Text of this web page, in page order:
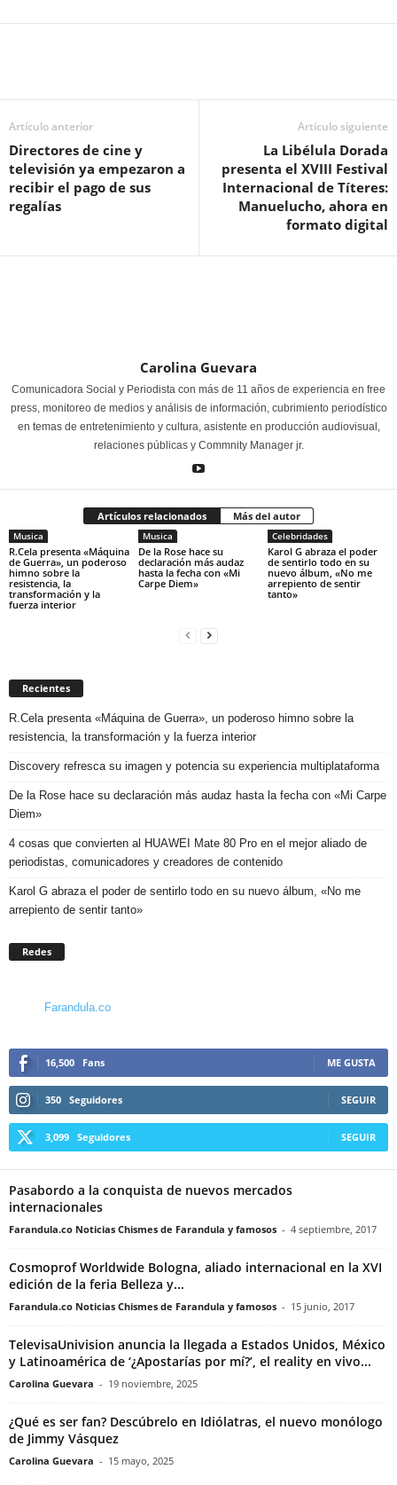
Artículo anterior
Directores de cine y
televisión ya empezaron a
recibir el pago de sus
regalías
Artículo siguiente
La Libélula Dorada
presenta el XVIII Festival
Internacional de Títeres:
Manuelucho, ahora en
formato digital
Carolina Guevara
Comunicadora Social y Periodista con más de 11 años de experiencia en free
press, monitoreo de medios y análisis de información, cubrimiento periodístico
en temas de entretenimiento y cultura, asistente en producción audiovisual,
relaciones públicas y Commnity Manager jr.
Artículos relacionados Más del autor
Musica
R.Cela presenta «Máquina
de Guerra», un poderoso
himno sobre la
resistencia, la
transformación y la
fuerza interior
Musica
De la Rose hace su
declaración más audaz
hasta la fecha con «Mi
Carpe Diem»
Celebridades
Karol G abraza el poder
de sentirlo todo en su
nuevo álbum, «No me
arrepiento de sentir
tanto»
Recientes
R.Cela presenta «Máquina de Guerra», un poderoso himno sobre la
resistencia, la transformación y la fuerza interior
Discovery refresca su imagen y potencia su experiencia multiplataforma
De la Rose hace su declaración más audaz hasta la fecha con «Mi Carpe
Diem»
4 cosas que convierten al HUAWEI Mate 80 Pro en el mejor aliado de
periodistas, comunicadores y creadores de contenido
Karol G abraza el poder de sentirlo todo en su nuevo álbum, «No me
arrepiento de sentir tanto»
Redes
Farandula.co
16,500 Fans ME GUSTA
350 Seguidores SEGUIR
3,099 Seguidores SEGUIR
Pasabordo a la conquista de nuevos mercados
internacionales
Farandula.co Noticias Chismes de Farandula y famosos - 4 septiembre, 2017
Cosmoprof Worldwide Bologna, aliado internacional en la XVI
edición de la feria Belleza y...
Farandula.co Noticias Chismes de Farandula y famosos - 15 junio, 2017
TelevisaUnivision anuncia la llegada a Estados Unidos, México
y Latinoamérica de ‘¿Apostarías por mí?’, el reality en vivo...
Carolina Guevara - 19 noviembre, 2025
¿Qué es ser fan? Descúbrelo en Idiólatras, el nuevo monólogo
de Jimmy Vásquez
Carolina Guevara - 15 mayo, 2025